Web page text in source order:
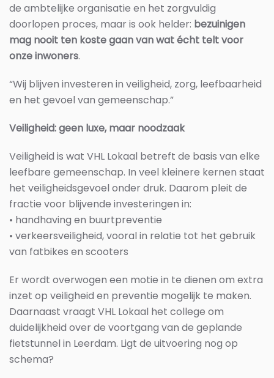
de ambtelijke organisatie en het zorgvuldig
doorlopen proces, maar is ook helder: bezuinigen
mag nooit ten koste gaan van wat écht telt voor
onze inwoners.
“Wij blijven investeren in veiligheid, zorg, leefbaarheid
en het gevoel van gemeenschap.”
Veiligheid: geen luxe, maar noodzaak
Veiligheid is wat VHL Lokaal betreft de basis van elke
leefbare gemeenschap. In veel kleinere kernen staat
het veiligheidsgevoel onder druk. Daarom pleit de
fractie voor blijvende investeringen in:
• handhaving en buurtpreventie
• verkeersveiligheid, vooral in relatie tot het gebruik
van fatbikes en scooters
Er wordt overwogen een motie in te dienen om extra
inzet op veiligheid en preventie mogelijk te maken.
Daarnaast vraagt VHL Lokaal het college om
duidelijkheid over de voortgang van de geplande
fietstunnel in Leerdam. Ligt de uitvoering nog op
schema?